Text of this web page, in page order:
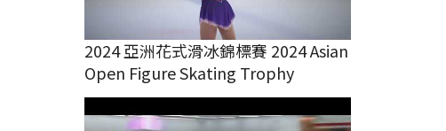
2024 亞洲花式滑冰錦標賽 2024 Asian
Open Figure Skating Trophy